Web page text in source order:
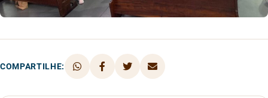
COMPARTILHE: